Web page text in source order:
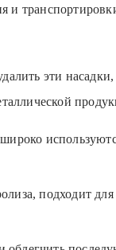
и
эти
подходит